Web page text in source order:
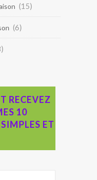
(15)
(6)
RECEVEZ
10
ET